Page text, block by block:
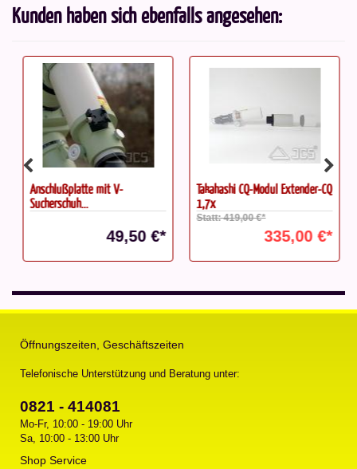
Kunden haben sich ebenfalls angesehen:
Anschlußplatte mit V-
Sucherschuh...
49,50 €*
Takahashi CQ-Modul Extender-CQ
1,7x
Statt: 419,00 €*
335,00 €*
Öffnungszeiten, Geschäftszeiten
Telefonische Unterstützung und Beratung unter:
0821 - 414081
Mo-Fr, 10:00 - 19:00 Uhr
Sa, 10:00 - 13:00 Uhr
Shop Service